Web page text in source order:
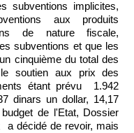
subventions implicites,
aux produits
de nature fiscale,
subventions et que les
cinquième du total des
soutien aux prix des
étant prévu 1.942
dinars un dollar, 14,17
de l'Etat, Dossier
a décidé de revoir, mais